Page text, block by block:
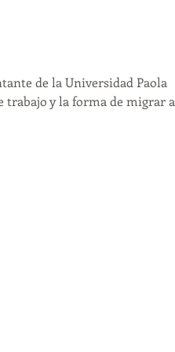
de la Universidad Paola
trabajo y la forma de migrar a